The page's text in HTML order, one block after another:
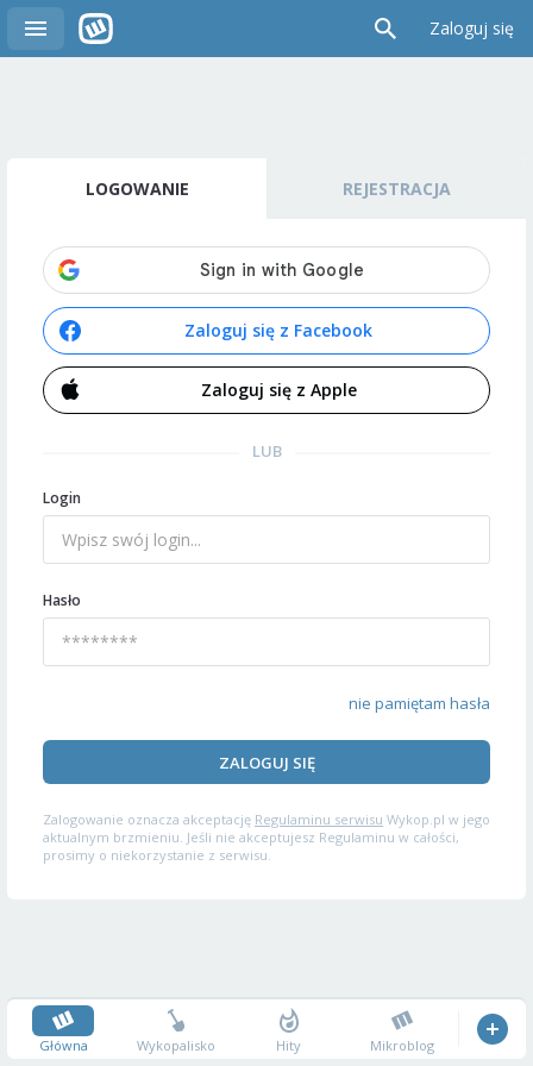
Zaloguj się
LOGOWANIE REJESTRACJA
Zaloguj się z Facebook
Zaloguj się z Apple
LUB
Login
Hasło
nie pamiętam hasła
ZALOGUJ SIĘ
Zalogowanie oznacza akceptację Regulaminu serwisu Wykop.pl w jego
aktualnym brzmieniu. Jeśli nie akceptujesz Regulaminu w całości,
prosimy o niekorzystanie z serwisu.
Główna Wykopalisko Hity Mikroblog